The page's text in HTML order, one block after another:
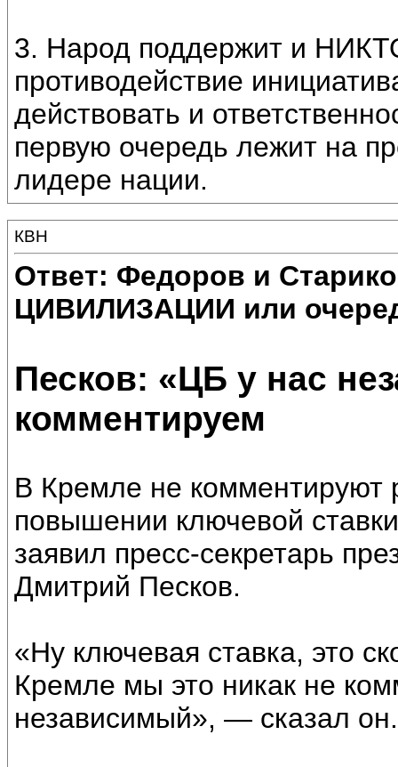
3. Народ поддержит и
противодействие
действовать и
первую очередь лежит на
лидере нации.
КВН
Ответ: Федоров и
ЦИВИЛИЗАЦИИ или
Песков: «ЦБ у нас
комментируем
В Кремле не комментируют
повышении ключевой
заявил пресс-секретарь
Дмитрий Песков.
«Ну ключевая ставка, это
Кремле мы это никак не
независимый», — сказал он.